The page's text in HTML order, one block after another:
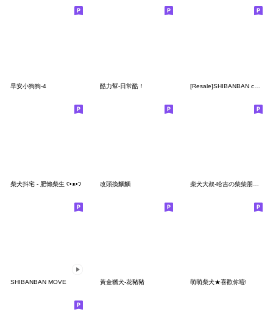
早安小狗狗-4 酷力幫-日常酷！ [Resale]SHIBANBAN collaboration 10
柴犬抖宅 - 肥懶柴生 ʕ•ᴥ•ʔ 改頭換麵麵
SHIBANBAN MOVE 黃金獵犬-花豬豬 萌萌柴犬★喜歡你噎!